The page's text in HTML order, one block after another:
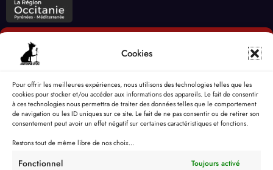
Cookies
Pour offrir les meilleures expériences, nous utilisons des technologies telles que les
cookies pour stocker et/ou accéder aux informations des appareils. Le fait de consentir
à ces technologies nous permettra de traiter des données telles que le comportement
de navigation ou les ID uniques sur ce site. Le fait de ne pas consentir ou de retirer son
consentement peut avoir un effet négatif sur certaines caractéristiques et fonctions.
Restons tout de même libre de nos choix...
Fonctionnel Toujours activé